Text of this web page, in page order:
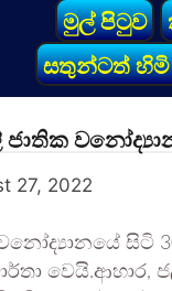
මුල් පිටුව
සතුන්ටත්
27, 2022
සිටි
වෙයි.ආහාර,